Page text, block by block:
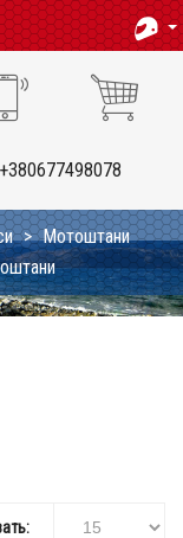
+380677498078
Мотоштани